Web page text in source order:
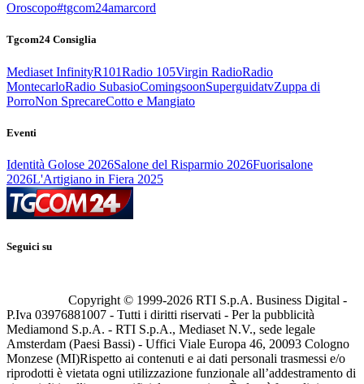
Oroscopo#tgcom24amarcord
Tgcom24 Consiglia
Mediaset InfinityR101Radio 105Virgin RadioRadio
MontecarloRadio SubasioComingsoonSuperguidatvZuppa di
PorroNon SprecareCotto e Mangiato
Eventi
Identità Golose 2026Salone del Risparmio 2026Fuorisalone
2026L'Artigiano in Fiera 2025
Seguici su
Copyright © 1999-2026 RTI S.p.A. Business Digital -
P.Iva 03976881007 - Tutti i diritti riservati - Per la pubblicità
Mediamond S.p.A. - RTI S.p.A., Mediaset N.V., sede legale
Amsterdam (Paesi Bassi) - Uffici Viale Europa 46, 20093 Cologno
Monzese (MI)Rispetto ai contenuti e ai dati personali trasmessi e/o
riprodotti è vietata ogni utilizzazione funzionale all’addestramento di